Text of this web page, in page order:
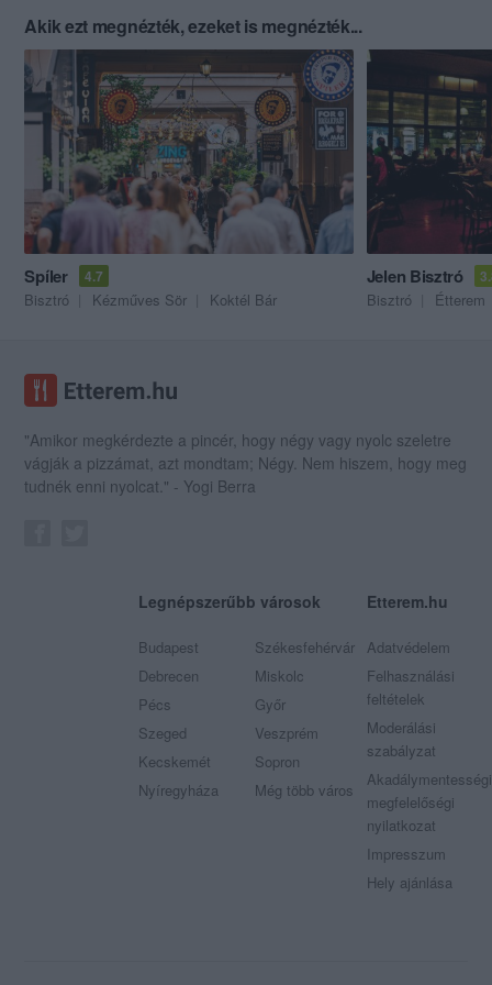
Akik ezt megnézték, ezeket is megnézték...
Spíler 4.7
Bisztró Kézműves Sör Koktél Bár
Jelen Bisztró
Bisztró Étterem
"Amikor megkérdezte a pincér, hogy négy vagy nyolc szeletre
vágják a pizzámat, azt mondtam; Négy. Nem hiszem, hogy meg
tudnék enni nyolcat." - Yogi Berra
Legnépszerűbb városok
Budapest
Debrecen
Pécs
Szeged
Kecskemét
Nyíregyháza
Székesfehérvár
Miskolc
Győr
Veszprém
Sopron
Még több város
Etterem.hu
Adatvédelem
Felhasználási
feltételek
Moderálási
szabályzat
Akadálymentességi
megfelelőségi
nyilatkozat
Impresszum
Hely ajánlása